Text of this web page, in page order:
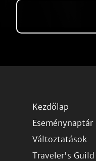
Kezdőlap
Eseménynaptár
Változtatások
Traveler's Guild